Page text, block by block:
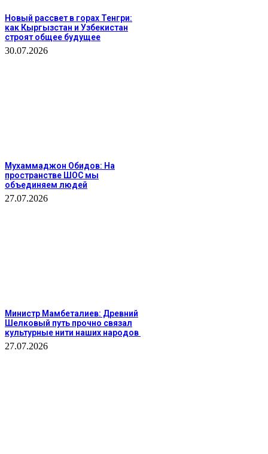
Новый рассвет в горах Тенгри:
как Кыргызстан и Узбекистан
строят общее будущее
30.07.2026
Мухаммаджон Обидов: На
пространстве ШОС мы
объединяем людей
27.07.2026
Министр Мамбеталиев: Древний
Шелковый путь прочно связал
культурные нити наших народов
27.07.2026